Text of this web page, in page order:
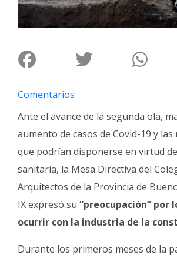
Fotos
de
Familia
Clasificados
Comentarios
Ante el avance de la segunda ola,
aumento de casos de Covid-19 y
que podrían disponerse en virtud
sanitaria, la Mesa Directiva del
Arquitectos de la Provincia de
IX expresó su “preocupación” por
ocurrir con la industria de la
Durante los primeros meses de la